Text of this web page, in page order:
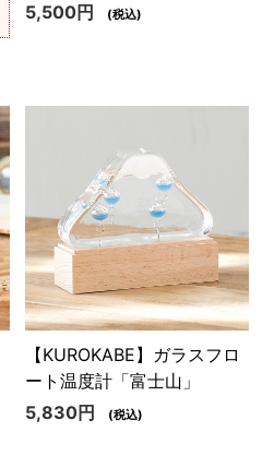
5,500円
(税込)
【KUROKABE】ガラスフロ
ート温度計「富士山」
5,830円
(税込)